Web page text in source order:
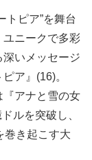
トピア”を舞台
ユニークで多彩
いメッセージ
ア』(16)。
『アナと雪の女
ルを突破し、
巻き起こす大